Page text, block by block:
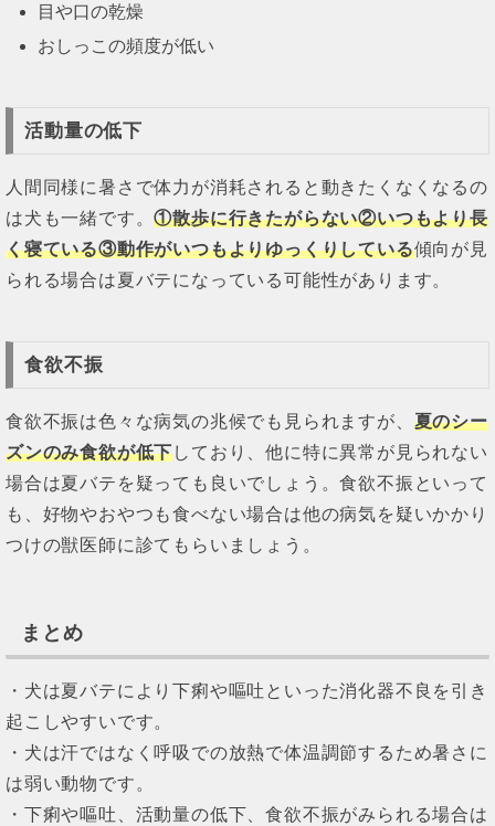
目や口の乾燥
おしっこの頻度が低い
活動量の低下
人間同様に暑さで体力が消耗されると動きたくなくなるの
は犬も一緒です。①散歩に行きたがらない②いつもより長
く寝ている③動作がいつもよりゆっくりしている傾向が見
られる場合は夏バテになっている可能性があります。
食欲不振
食欲不振は色々な病気の兆候でも見られますが、 夏のシー
ズンのみ食欲が低下しており、他に特に異常が見られない
場合は夏バテを疑っても良いでしょう。食欲不振といって
も、好物やおやつも食べない場合は他の病気を疑いかかり
つけの獣医師に診てもらいましょう。
まとめ
・犬は夏バテにより下痢や嘔吐といった消化器不良を引き
起こしやすいです。
・ 犬は汗ではなく呼吸での放熱で体温調節するため暑さに
は弱い動物です。
・下痢や嘔吐、活動量の低下、食欲不振がみられる場合は